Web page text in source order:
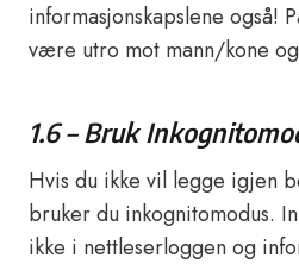
informasjonskapslene også!
være utro mot mann/kone
1.6 – Bruk
Hvis du ikke vil legge igjen
bruker du inkognitomodus.
ikke i nettleserloggen og